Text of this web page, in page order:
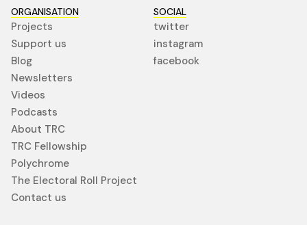
ORGANISATION
Projects
Support us
Blog
Newsletters
Videos
Podcasts
About TRC
TRC Fellowship
Polychrome
The Electoral Roll Project
Contact us
SOCIAL
twitter
instagram
facebook